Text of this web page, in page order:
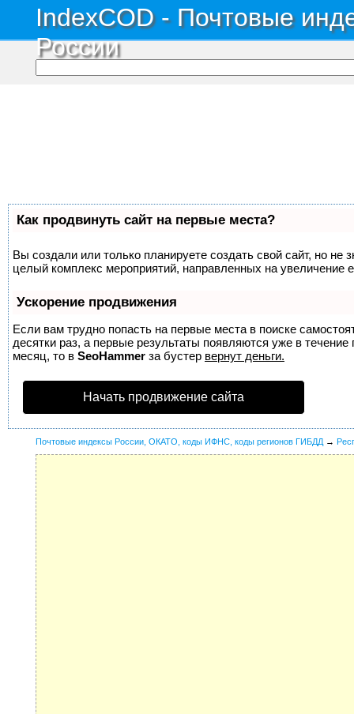
IndexCOD - Почтовые
России
Как продвинуть сайт на первые места?
Вы создали или только планируете создать свой сайт, но не
целый комплекс мероприятий, направленных на увеличение
Ускорение продвижения
Если вам трудно попасть на первые места в поиске
десятки раз, а первые результаты появляются уже в
месяц, то в SeoHammer за бустер вернут деньги.
Начать продвижение сайта
Почтовые индексы России, ОКАТО, коды ИФНС, коды регионов ГИБДД →